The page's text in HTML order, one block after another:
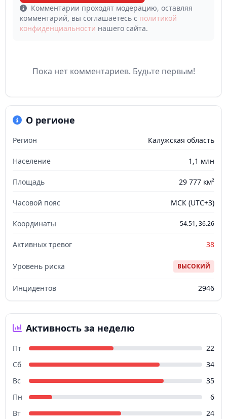
Комментарии проходят модерацию, оставляя
комментарий, вы соглашаетесь с политикой
конфиденциальности нашего сайта.
Пока нет комментариев. Будьте первым!
О регионе
Регион Калужская область
Население 1,1 млн
Площадь 29 777 км²
Часовой пояс МСК (UTC+3)
Координаты 54.51, 36.26
Активных тревог 38
Уровень риска ВЫСОКИЙ
Инцидентов 2946
Активность за неделю
Пт
22
Сб
34
Вс
35
Пн
6
Вт
24